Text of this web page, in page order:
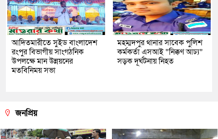
আদিতমারীতে সুইড বাংলাদেশ
রংপুর বিভাগীয় সাংগঠনিক
উপলক্ষে মান উন্নয়নের
মতবিনিময় সভা
মহম্মদপুর থানার সাবেক পুলিশ
কর্মকর্তা এসআই “নিক্কণ আঢ্য”
সড়ক দূর্ঘটনায় নিহত
জনপ্রিয়